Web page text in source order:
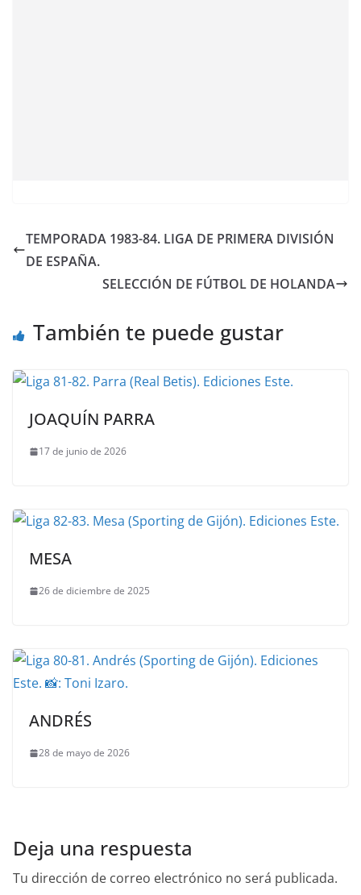
TEMPORADA 1983-84. LIGA DE PRIMERA DIVISIÓN
DE ESPAÑA.
SELECCIÓN DE FÚTBOL DE HOLANDA
También te puede gustar
JOAQUÍN PARRA
17 de junio de 2026
MESA
26 de diciembre de 2025
ANDRÉS
28 de mayo de 2026
Deja una respuesta
Tu dirección de correo electrónico no será publicada.